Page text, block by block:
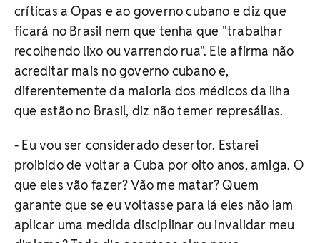
críticas a Opas e ao governo cubano e diz que
ficará no Brasil nem que tenha que "trabalhar
recolhendo lixo ou varrendo rua". Ele afirma não
acreditar mais no governo cubano e,
diferentemente da maioria dos médicos da ilha
que estão no Brasil, diz não temer represálias.
- Eu vou ser considerado desertor. Estarei
proibido de voltar a Cuba por oito anos, amiga. O
que eles vão fazer? Vão me matar? Quem
garante que se eu voltasse para lá eles não iam
aplicar uma medida disciplinar ou invalidar meu